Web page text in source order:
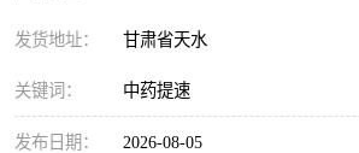
发货地址： 甘肃省天水
关键词： 中药提速
发布日期： 2026-08-05